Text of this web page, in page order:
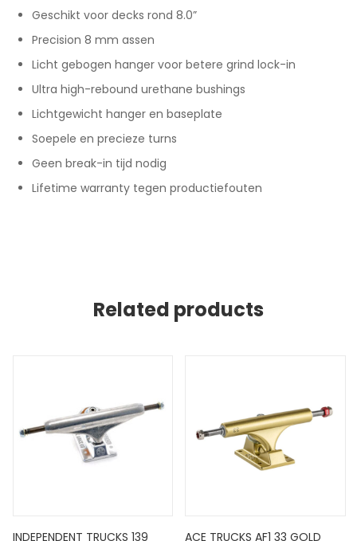
Geschikt voor decks rond 8.0”
Precision 8 mm assen
Licht gebogen hanger voor betere grind lock-in
Ultra high-rebound urethane bushings
Lichtgewicht hanger en baseplate
Soepele en precieze turns
Geen break-in tijd nodig
Lifetime warranty tegen productiefouten
Related products
INDEPENDENT TRUCKS 139 ACE TRUCKS AF1 33 GOLD